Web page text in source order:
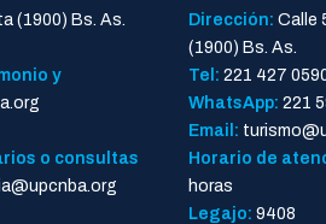
(1900) Bs. As.
y
o consultas
Dirección: Calle
(1900) Bs. As.
Tel: 221 427
WhatsApp: 221
Email:
Horario de
horas
Legajo: 9408